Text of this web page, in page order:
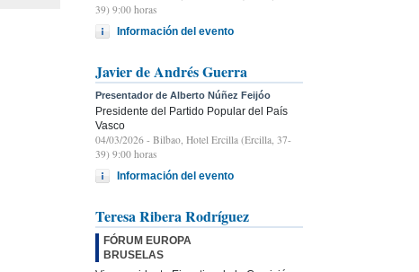
39) 9:00 horas
Información del evento
Javier de Andrés Guerra
Presentador de Alberto Núñez Feijóo
Presidente del Partido Popular del País
Vasco
04/03/2026 - Bilbao, Hotel Ercilla (Ercilla, 37-
39) 9:00 horas
Información del evento
Teresa Ribera Rodríguez
FÓRUM EUROPA
BRUSELAS